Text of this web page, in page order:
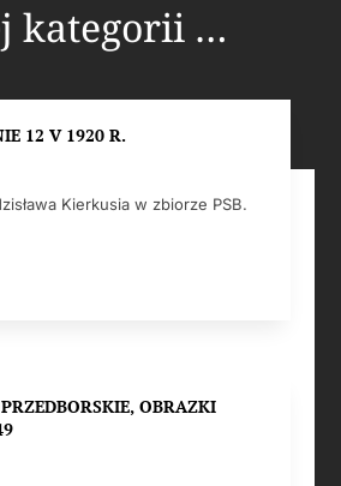
kategorii …
12 V 1920 R.
Kierkusia w zbiorze PSB.
OBRAZKI